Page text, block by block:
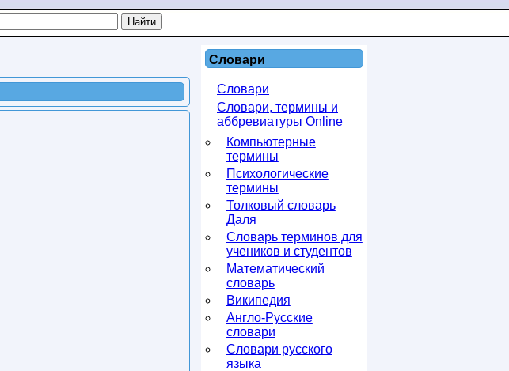
Словари
Словари
Словари, термины и
аббревиатуры Online
Компьютерные
термины
Психологические
термины
Толковый словарь
Даля
Словарь терминов для
учеников и студентов
Математический
словарь
Википедия
Англо-Русские
словари
Словари русского
языка